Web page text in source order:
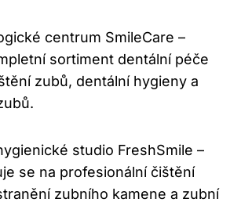
centrum SmileCare –
sortiment dentální péče
zubů, dentální hygieny a
studio FreshSmile –
se na profesionální čištění
zubního kamene a zubní